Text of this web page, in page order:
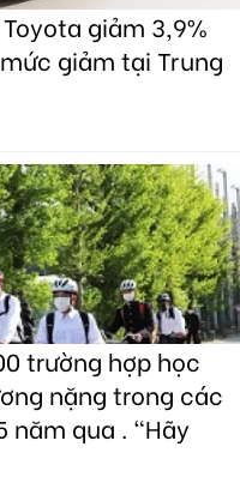
giảm 3,9%
giảm tại Trung
trường hợp học
nặng trong các
năm qua . "Hãy